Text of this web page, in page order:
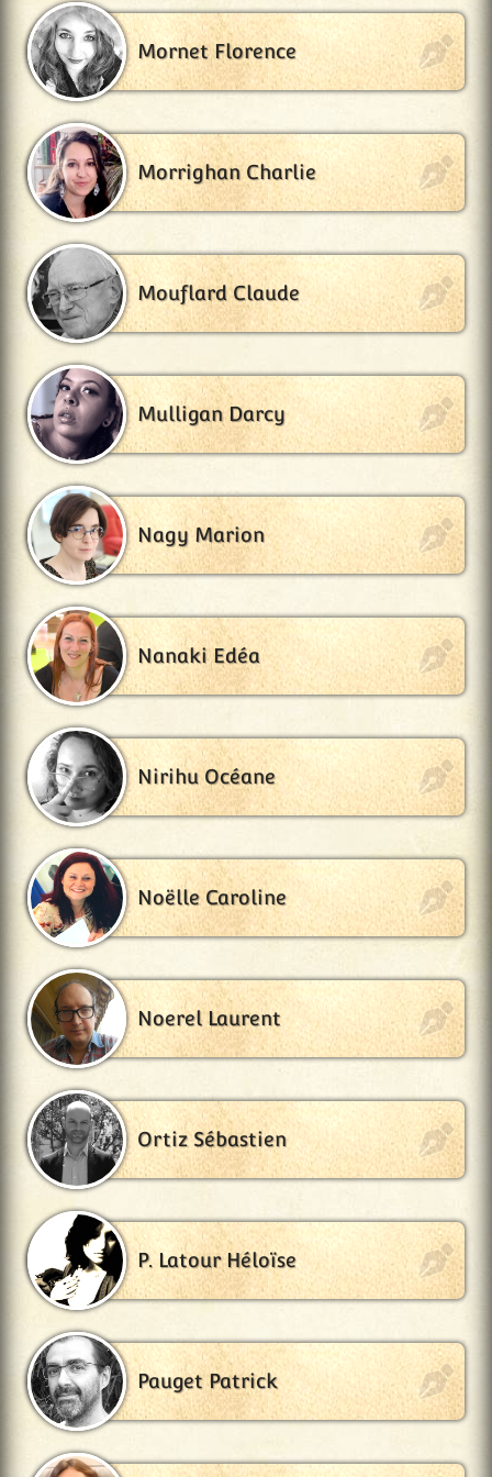
Mornet Florence
Morrighan Charlie
Mouflard Claude
Mulligan Darcy
Nagy Marion
Nanaki Edéa
Nirihu Océane
Noëlle Caroline
Noerel Laurent
Ortiz Sébastien
P. Latour Héloïse
Pauget Patrick